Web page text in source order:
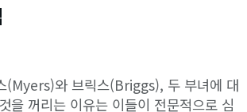
(Myers)와 브릭스(Briggs), 두 부녀에 대
을 꺼리는 이유는 이들이 전문적으로 심